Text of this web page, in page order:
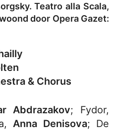
Teatro alla Scala,
door Opera Gazet:
& Chorus
Abdrazakov; Fydor,
Anna Denisova; De